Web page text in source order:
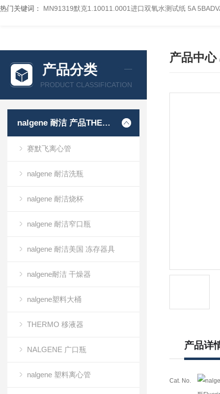
热门关键词： MN91319默克1.10011.0001进口双氧水测试纸 5A
产品分类
PRODUCT CLASSIFICATION
nalgene 耐洁 产品THERMO 赛默飞
赛默飞离心管
nalgene 耐洁洗瓶
nalgene 耐洁烧杯
nalgene 耐洁窄口瓶
nalgene 耐洁美国 冻存器具
nalgene耐洁 干燥器
nalgene塑料大桶
THERMO 移液器
NALGENE 广口瓶
nalgene 塑料离心管
产品中心
产品详
Cat. No.